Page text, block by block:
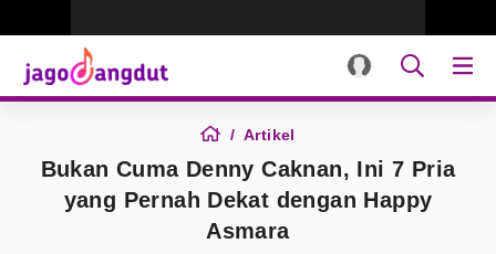
Artikel
Bukan Cuma Denny Caknan, Ini 7 Pria
yang Pernah Dekat dengan Happy
Asmara